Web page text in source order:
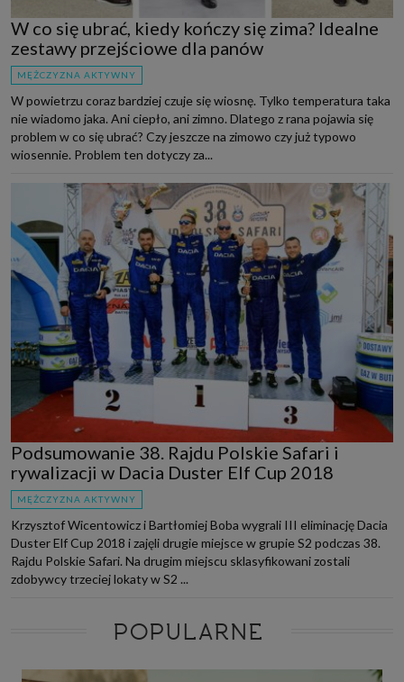
W co się ubrać, kiedy kończy się zima? Idealne
zestawy przejściowe dla panów
MĘŻCZYZNA AKTYWNY
W powietrzu coraz bardziej czuje się wiosnę. Tylko temperatura taka
nie wiadomo jaka. Ani ciepło, ani zimno. Dlatego z rana pojawia się
problem w co się ubrać? Czy jeszcze na zimowo czy już typowo
wiosennie. Problem ten dotyczy za...
Podsumowanie 38. Rajdu Polskie Safari i
rywalizacji w Dacia Duster Elf Cup 2018
MĘŻCZYZNA AKTYWNY
Krzysztof Wicentowicz i Bartłomiej Boba wygrali III eliminację Dacia
Duster Elf Cup 2018 i zajęli drugie miejsce w grupie S2 podczas 38.
Rajdu Polskie Safari. Na drugim miejscu sklasyfikowani zostali
zdobywcy trzeciej lokaty w S2 ...
POPULARNE